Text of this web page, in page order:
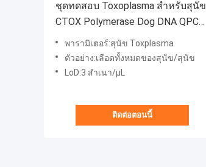
ชุดทดสอบ Toxoplasma สำหรับสุนัข
CTOX Polymerase Dog DNA QPCR
Taqman Probe
พารามิเตอร์:สุนัข Toxplasma
ตัวอย่าง:เลือดทั้งหมดของสุนัข/สุนัข
LoD:3 สำเนา/μL
ติดต่อตอนนี้